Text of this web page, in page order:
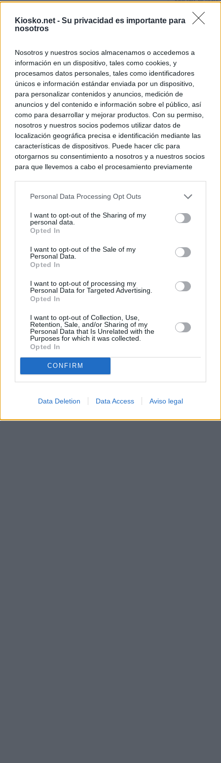
Kiosko.net - Su privacidad es importante para
nosotros
Nosotros y nuestros socios almacenamos o accedemos a
información en un dispositivo, tales como cookies, y
procesamos datos personales, tales como identificadores
únicos e información estándar enviada por un dispositivo,
para personalizar contenidos y anuncios, medición de
anuncios y del contenido e información sobre el público, así
como para desarrollar y mejorar productos. Con su permiso,
nosotros y nuestros socios podemos utilizar datos de
localización geográfica precisa e identificación mediante las
características de dispositivos. Puede hacer clic para
otorgarnos su consentimiento a nosotros y a nuestros socios
para que llevemos a cabo el procesamiento previamente
negar su consentimiento. Tenga en cuenta que algún
de su consentimiento, pero usted tiene el derecho de
rechazar tal procesamiento. Sus preferencias se aplicarán
cualquier momento entrando de nuevo en este sitio web o
visitando nuestra política de privacidad.
Personal Data Processing Opt Outs
I want to opt-out of the Sharing of my
personal data.
Opted In
I want to opt-out of the Sale of my
Personal Data.
Opted In
I want to opt-out of processing my
Personal Data for Targeted Advertising.
Opted In
I want to opt-out of Collection, Use,
Retention, Sale, and/or Sharing of my
Personal Data that Is Unrelated with the
Purposes for which it was collected.
Opted In
CONFIRM
Data Deletion Data Access Aviso legal
Sánchez
© Kiosko.net Aviso Legal Privacidad y Cookies